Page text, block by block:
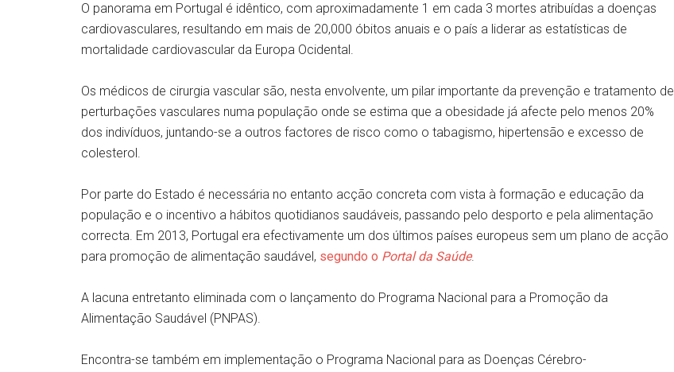
O panorama em Portugal é idêntico, com aproximadamente 1 em cada 3 mortes atribuídas a doenças
cardiovasculares, resultando em mais de 20,000 óbitos anuais e o país a liderar as estatísticas de
mortalidade cardiovascular da Europa Ocidental.
Os médicos de cirurgia vascular são, nesta envolvente, um pilar importante da prevenção e tratamento de
perturbações vasculares numa população onde se estima que a obesidade já afecte pelo menos 20%
dos indivíduos, juntando-se a outros factores de risco como o tabagismo, hipertensão e excesso de
colesterol.
Por parte do Estado é necessária no entanto acção concreta com vista à formação e educação da
população e o incentivo a hábitos quotidianos saudáveis, passando pelo desporto e pela alimentação
correcta. Em 2013, Portugal era efectivamente um dos últimos países europeus sem um plano de acção
para promoção de alimentação saudável, segundo o Portal da Saúde.
A lacuna entretanto eliminada com o lançamento do Programa Nacional para a Promoção da
Alimentação Saudável (PNPAS).
Encontra-se também em implementação o Programa Nacional para as Doenças Cérebro-